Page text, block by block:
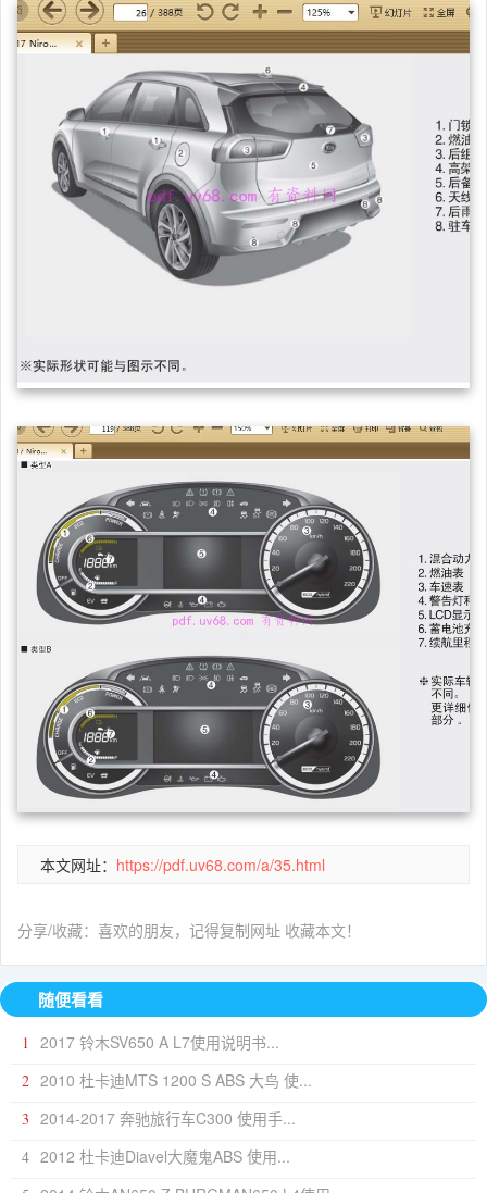
本文网址： https://pdf.uv68.com/a/35.html
分享/收藏：喜欢的朋友，记得复制网址 收藏本文！
随便看看
1 2017 铃木SV650 A L7使用说明书...
2 2010 杜卡迪MTS 1200 S ABS 大鸟 使...
3 2014-2017 奔驰旅行车C300 使用手...
4 2012 杜卡迪Diavel大魔鬼ABS 使用...